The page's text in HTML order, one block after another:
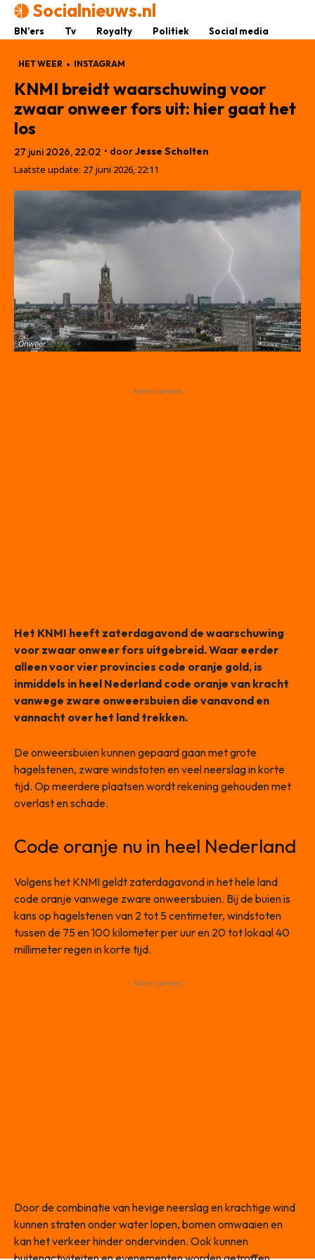
Socialnieuws.nl
BN’ers Tv Royalty Politiek Social media
HET WEER INSTAGRAM
KNMI breidt waarschuwing voor
zwaar onweer fors uit: hier gaat het
los
27 juni 2026, 22:02 • doorJesse Scholten
Laatste update: 27 juni 2026, 22:11
Onweer
- Advertisement -
Het KNMI heeft zaterdagavond de waarschuwing
voor zwaar onweer fors uitgebreid. Waar eerder
alleen voor vier provincies code oranje gold, is
inmiddels in heel Nederland code oranje van kracht
vanwege zware onweersbuien die vanavond en
vannacht over het land trekken.
De onweersbuien kunnen gepaard gaan met grote
hagelstenen, zware windstoten en veel neerslag in korte
tijd. Op meerdere plaatsen wordt rekening gehouden met
overlast en schade.
Code oranje nu in heel Nederland
Volgens het KNMI geldt zaterdagavond in het hele land
code oranje vanwege zware onweersbuien. Bij de buien is
kans op hagelstenen van 2 tot 5 centimeter, windstoten
tussen de 75 en 100 kilometer per uur en 20 tot lokaal 40
millimeter regen in korte tijd.
- Advertisement -
Door de combinatie van hevige neerslag en krachtige wind
kunnen straten onder water lopen, bomen omwaaien en
kan het verkeer hinder ondervinden. Ook kunnen